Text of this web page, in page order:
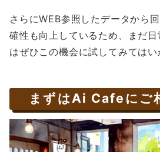
さらにWEB参照したデータから
確性も向上しているため、まだ
はぜひこの機会に試してみてはい
まずはAi Cafeにご